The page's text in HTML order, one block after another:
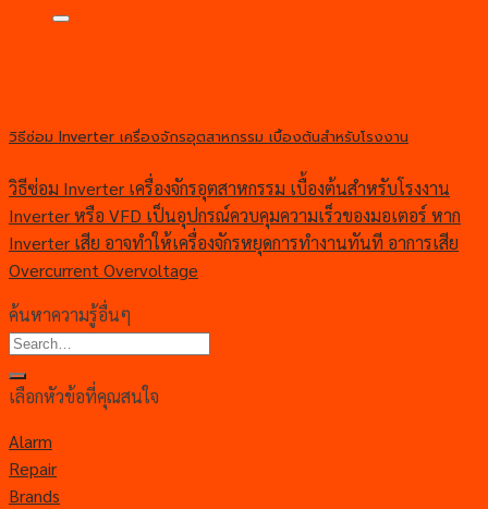
วิธีซ่อม Inverter เครื่องจักรอุตสาหกรรม เบื้องต้นสำหรับโรงงาน
วิธีซ่อม Inverter เครื่องจักรอุตสาหกรรม เบื้องต้นสำหรับโรงงาน
Inverter หรือ VFD เป็นอุปกรณ์ควบคุมความเร็วของมอเตอร์ หาก
Inverter เสีย อาจทำให้เครื่องจักรหยุดการทำงานทันที อาการเสีย
Overcurrent Overvoltage
ค้นหาความรู้อื่นๆ
เลือกหัวข้อที่คุณสนใจ
Alarm
Repair
Brands